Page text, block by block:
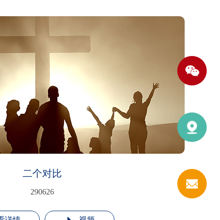
二个对比
290626